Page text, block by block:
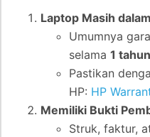
Laptop Masih
Umumnya
selama 1 tahun
Pastikan
HP: HP
Memiliki Bukti
Struk, faktur,